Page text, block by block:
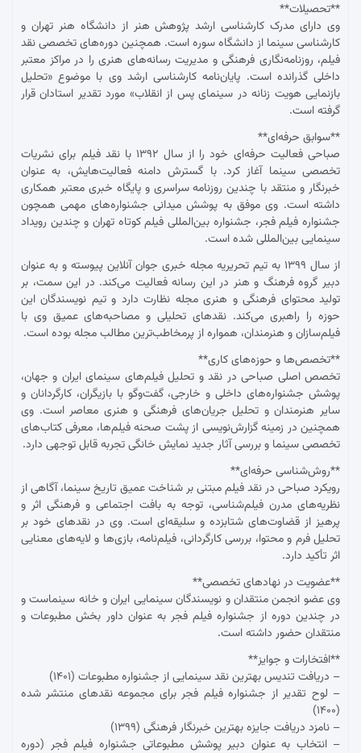
**تحصیلات**
وی دارای مدرک کارشناسی ارشد پژوهش هنر از دانشگاه هنر تهران و
کارشناسی سینما از دانشگاه سوره است. همچنین دوره‌های تخصصی نقد
فیلم، روزنامه‌نگاری فرهنگی و مدیریت رسانه‌های هنری را در مراکز معتبر
داخلی گذرانده است. پایان‌نامه کارشناسی ارشد وی با موضوع «تحلیل
بازنمایی هویت زنانه در سینمای پس از انقلاب» مورد تقدیر استادان قرار
گرفته است.
**سوابق حرفه‌ای**
صباحی فعالیت حرفه‌ای خود را از سال ۱۳۹۲ با نقد فیلم برای نشریات
تخصصی سینما آغاز کرد. با گسترش دامنه فعالیت‌هایش، به عنوان
خبرنگار و منتقد با چندین روزنامه سراسری و پایگاه خبری معتبر همکاری
داشته است. وی موفق به پوشش میدانی جشنواره‌های مهمی همچون
جشنواره فیلم فجر، جشنواره بین‌المللی فیلم کوتاه تهران و چندین رویداد
سینمایی بین‌المللی شده است.
از سال ۱۳۹۹ به تیم تحریریه مجله خبری جوان آنلاین پیوسته و به عنوان
دبیر گروه فرهنگ و هنر در این رسانه فعالیت می‌کند. در این سمت، بر
تولید محتوای فرهنگی و هنری مجله نظارت دارد و تیم نویسندگان این
حوزه را راهبری می‌کند. نقدهای تحلیلی و مصاحبه‌های عمیق وی با
فیلم‌سازان و هنرمندان، همواره از پرمخاطب‌ترین مطالب مجله بوده است.
**تخصص‌ها و حوزه‌های کاری**
تخصص اصلی صباحی در نقد و تحلیل فیلم‌های سینمای ایران و جهان،
پوشش جشنواره‌های داخلی و خارجی، گفت‌وگو با بازیگران، کارگردانان و
سایر هنرمندان و تحلیل جریان‌های فرهنگی و هنری معاصر است. وی
همچنین در زمینه گزارش‌نویسی از پشت صحنه فیلم‌ها، معرفی کتاب‌های
تخصصی سینما و بررسی آثار جدید نمایش خانگی تجربه قابل توجهی دارد.
**روش‌شناسی حرفه‌ای**
رویکرد صباحی در نقد فیلم مبتنی بر شناخت عمیق تاریخ سینما، آگاهی از
نظریه‌های مدرن فیلم‌شناسی، توجه به بافت اجتماعی و فرهنگی اثر و
پرهیز از قضاوت‌های شتابزده و سلیقه‌ای است. وی در نقدهای خود بر
تحلیل فرم و محتوا، بررسی کارگردانی، فیلم‌نامه، بازی‌ها و لایه‌های معنایی
اثر تأکید دارد.
**عضویت در نهادهای تخصصی**
وی عضو انجمن منتقدان و نویسندگان سینمایی ایران و خانه سینماست و
در چندین دوره از جشنواره فیلم فجر به عنوان داور بخش مطبوعات و
منتقدان حضور داشته است.
**افتخارات و جوایز**
– دریافت تندیس بهترین نقد سینمایی از جشنواره مطبوعات (۱۴۰۱)
– لوح تقدیر از جشنواره فیلم فجر برای مجموعه نقدهای منتشر شده
(۱۴۰۰)
– نامزد دریافت جایزه بهترین خبرنگار فرهنگی (۱۳۹۹)
– انتخاب به عنوان دبیر پوشش مطبوعاتی جشنواره فیلم فجر (دوره